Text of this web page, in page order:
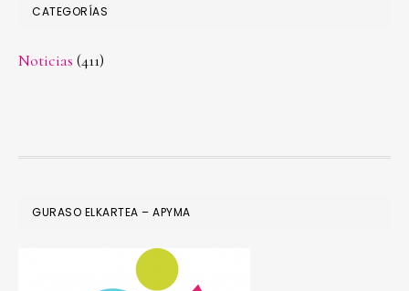
CATEGORÍAS
Noticias (411)
FOOTER
GURASO ELKARTEA – APYMA